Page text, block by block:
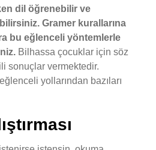
dil öğrenebilir ve
Gramer kurallarına
bu eğlenceli yöntemlerle
Bilhassa çocuklar için söz
sonuçlar vermektedir.
yollarından bazıları